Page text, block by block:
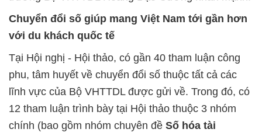
Chuyển đổi số giúp mang Việt Nam tới gần hơn
với du khách quốc tế
Tại Hội nghị - Hội thảo, có gần 40 tham luận công
phu, tâm huyết về chuyển đổi số thuộc tất cả các
lĩnh vực của Bộ VHTTDL được gửi về. Trong đó, có
12 tham luận trình bày tại Hội thảo thuộc 3 nhóm
chính (bao gồm nhóm chuyên đề Số hóa tài